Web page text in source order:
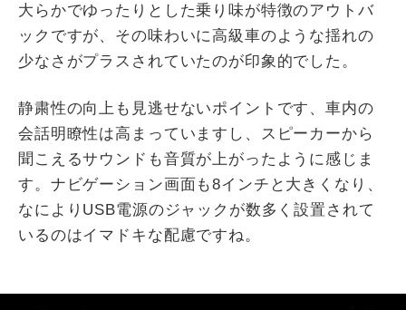
大らかでゆったりとした乗り味が特徴のアウトバ
ックですが、その味わいに高級車のような揺れの
少なさがプラスされていたのが印象的でした。
静粛性の向上も見逃せないポイントです、車内の
会話明瞭性は高まっていますし、スピーカーから
聞こえるサウンドも音質が上がったように感じま
す。ナビゲーション画面も8インチと大きくなり、
なによりUSB電源のジャックが数多く設置されて
いるのはイマドキな配慮ですね。